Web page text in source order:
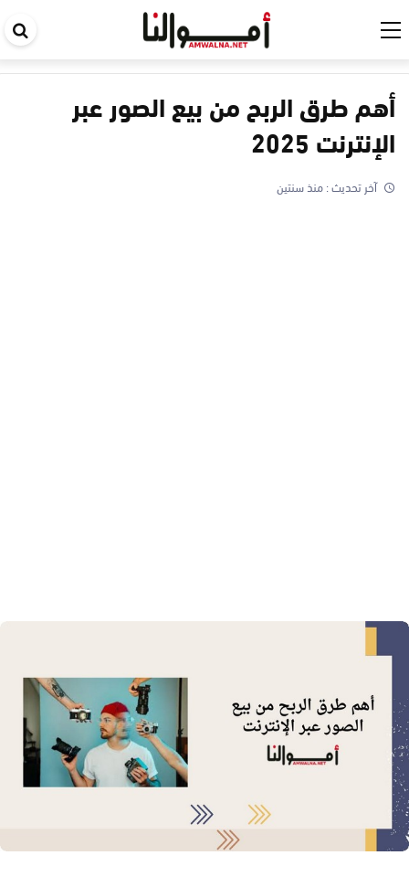
أهم طرق الربح من بيع الصور عبر
الإنترنت 2025
آخر تحديث :منذ سنتين